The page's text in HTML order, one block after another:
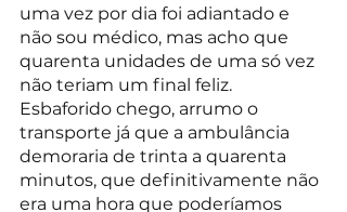
uma vez por dia foi adiantado e
não sou médico, mas acho que
quarenta unidades de uma só vez
não teriam um final feliz.
Esbaforido chego, arrumo o
transporte já que a ambulância
demoraria de trinta a quarenta
minutos, que definitivamente não
era uma hora que poderíamos